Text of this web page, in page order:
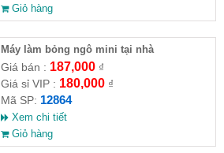
Giỏ hàng
Máy làm bỏng ngô mini tại nhà
Giá bán : 187,000₫
Giá sỉ VIP : 180,000₫
Mã SP: 12864
Xem chi tiết
Giỏ hàng